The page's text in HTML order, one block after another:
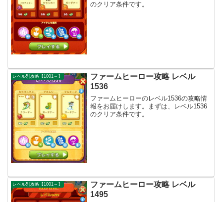
のクリア条件です。
レベル別攻略【1001～】
ファームヒーロー攻略 レベル
1536
ファームヒーローのレベル1536の攻略情
報をお届けします。まずは、レベル1536
のクリア条件です。
レベル別攻略【1001～】
ファームヒーロー攻略 レベル
1495